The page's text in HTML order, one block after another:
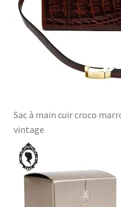
Sac à main cuir croco
vintage